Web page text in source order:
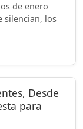
de enero
silencian, los
Desde
para